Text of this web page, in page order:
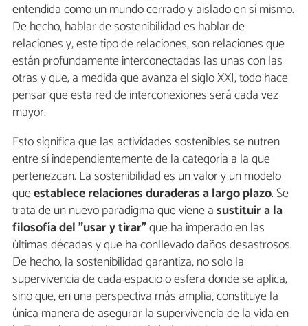
entendida como un mundo cerrado y aislado en sí mismo.
De hecho, hablar de sostenibilidad es hablar de
relaciones y, este tipo de relaciones, son relaciones que
están profundamente interconectadas las unas con las
otras y que, a medida que avanza el siglo XXI, todo hace
pensar que esta red de interconexiones será cada vez
mayor.
Esto significa que las actividades sostenibles se nutren
entre sí independientemente de la categoría a la que
pertenezcan. La sostenibilidad es un valor y un modelo
queestablece relaciones duraderas a largo plazo. Se
trata de un nuevo paradigma que viene asustituir a la
filosofía del "usar y tirar"que ha imperado en las
últimas décadas y que ha conllevado daños desastrosos.
De hecho, la sostenibilidad garantiza, no solo la
supervivencia de cada espacio o esfera donde se aplica,
sino que, en una perspectiva más amplia, constituye la
única manera de asegurar la supervivencia de la vida en